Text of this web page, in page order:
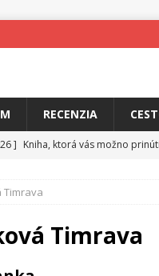
RECENZIA
] Kniha, ktorá vás možno
]
Suzie zužitkovala rozchod
]
Horkýže Slíže cestou na
Timrava
Timrava